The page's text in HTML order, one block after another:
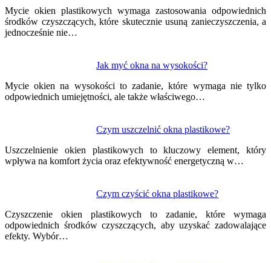
Mycie okien plastikowych wymaga zastosowania odpowiednich
środków czyszczących, które skutecznie usuną zanieczyszczenia, a
jednocześnie nie…
Jak myć okna na wysokości?
Mycie okien na wysokości to zadanie, które wymaga nie tylko
odpowiednich umiejętności, ale także właściwego…
Czym uszczelnić okna plastikowe?
Uszczelnienie okien plastikowych to kluczowy element, który
wpływa na komfort życia oraz efektywność energetyczną w…
Czym czyścić okna plastikowe?
Czyszczenie okien plastikowych to zadanie, które wymaga
odpowiednich środków czyszczących, aby uzyskać zadowalające
efekty. Wybór…
wpisu